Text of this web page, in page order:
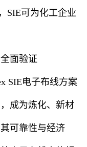
SIE可为化工企业
面验证
SIE电子布线方案
成为炼化、新材
可靠性与经济